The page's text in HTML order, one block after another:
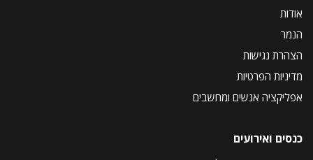
אודות
הנמר
הצהרת נגישות
מדיניות הפרטיות
אפליקציה אנשים ומחשבים
כנסים ואירועים